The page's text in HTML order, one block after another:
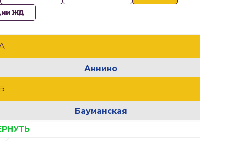
ЖД
Аннино
Б
Бауманская